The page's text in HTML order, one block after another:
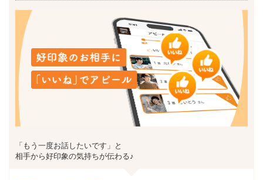
「もう一度お話したいです」と
相手から好印象の気持ちが伝わる♪